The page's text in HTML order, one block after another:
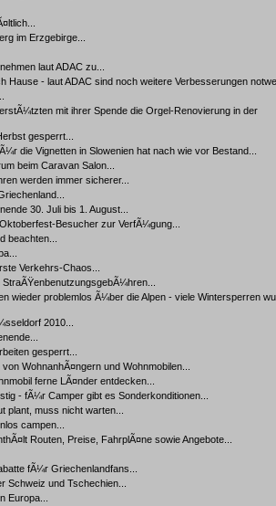
im Erzgebirge...
laut ADAC zu...
Hause - laut ADAC sind noch weitere Verbesserungen
mit ihrer Spende die Orgel-Renovierung in der
gesperrt...
die Vignetten in Slowenien hat nach wie vor Bestand...
beim Caravan Salon...
werden immer sicherer...
30. Juli bis 1. August...
Besucher zur VerfÃ¼gung...
beachten...
Verkehrs-Chaos...
wieder problemlos Ã¼ber die Alpen - viele Wintersperren
2010...
gesperrt...
WohnanhÃ¤ngern und Wohnmobilen...
ferne LÃ¤nder entdecken...
- fÃ¼r Camper gibt es Sonderkonditionen...
plant, muss nicht warten...
campen...
Routen, Preise, FahrplÃ¤ne sowie Angebote...
fÃ¼r Griechenlandfans...
Schweiz und Tschechien...
Europa...